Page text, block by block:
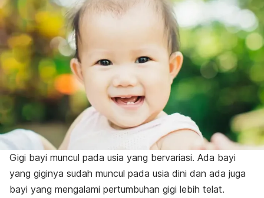
Gigi bayi muncul pada usia yang bervariasi. Ada bayi
yang giginya sudah muncul pada usia dini dan ada juga
bayi yang mengalami pertumbuhan gigi lebih telat.